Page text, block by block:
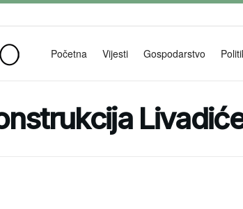
Početna Vijesti Gospodarstvo